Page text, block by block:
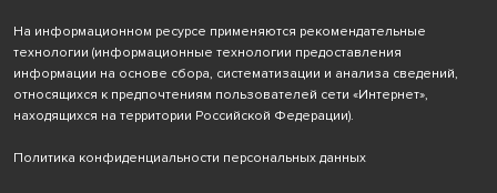
На информационном ресурсе применяются рекомендательные
технологии (информационные технологии предоставления
информации на основе сбора, систематизации и анализа сведений,
относящихся к предпочтениям пользователей сети «Интернет»,
находящихся на территории Российской Федерации).
Политика конфиденциальности персональных данных